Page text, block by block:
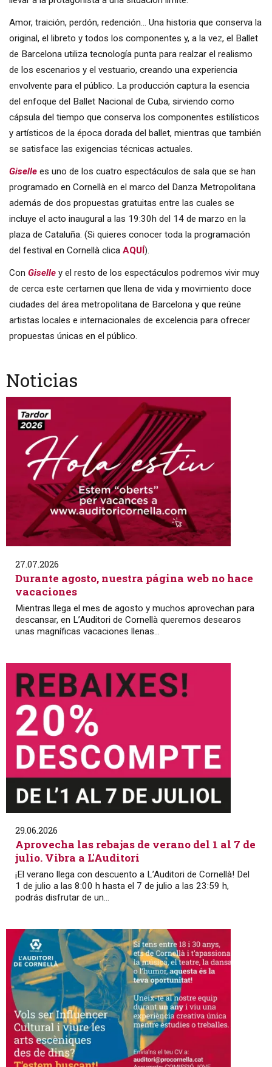
Amor, traición, perdón, redención… Una historia que conserva la
original, el libreto y todos los componentes y, a la vez, el Ballet
de Barcelona utiliza tecnología punta para realzar el realismo
de los escenarios y el vestuario, creando una experiencia
envolvente para el público. La producción captura la esencia
del enfoque del Ballet Nacional de Cuba, sirviendo como
cápsula del tiempo que conserva los componentes estilísticos
y artísticos de la época dorada del ballet, mientras que también
se satisface las exigencias técnicas actuales.
Giselle es uno de los cuatro espectáculos de sala que se han
programado en Cornellà en el marco del Danza Metropolitana
además de dos propuestas gratuitas entre las cuales se
incluye el acto inaugural a las 19:30h del 14 de marzo en la
plaza de Cataluña. (Si quieres conocer toda la programación
del festival en Cornellà clicaAQUÍ).
ConGiselle y el resto de los espectáculos podremos vivir muy
de cerca este certamen que llena de vida y movimiento doce
ciudades del área metropolitana de Barcelona y que reúne
artistas locales e internacionales de excelencia para ofrecer
propuestas únicas en el público.
Noticias
27.07.2026
Durante agosto, nuestra página web no hace
vacaciones
Mientras llega el mes de agosto y muchos aprovechan para
descansar, en L’Auditori de Cornellà queremos desearos
unas magníficas vacaciones llenas...
29.06.2026
Aprovecha las rebajas de verano del 1 al 7 de
julio. Vibra a L'Auditori
¡El verano llega con descuento a L’Auditori de Cornellà! Del
1 de julio a las 8:00 h hasta el 7 de julio a las 23:59 h,
podrás disfrutar de un...